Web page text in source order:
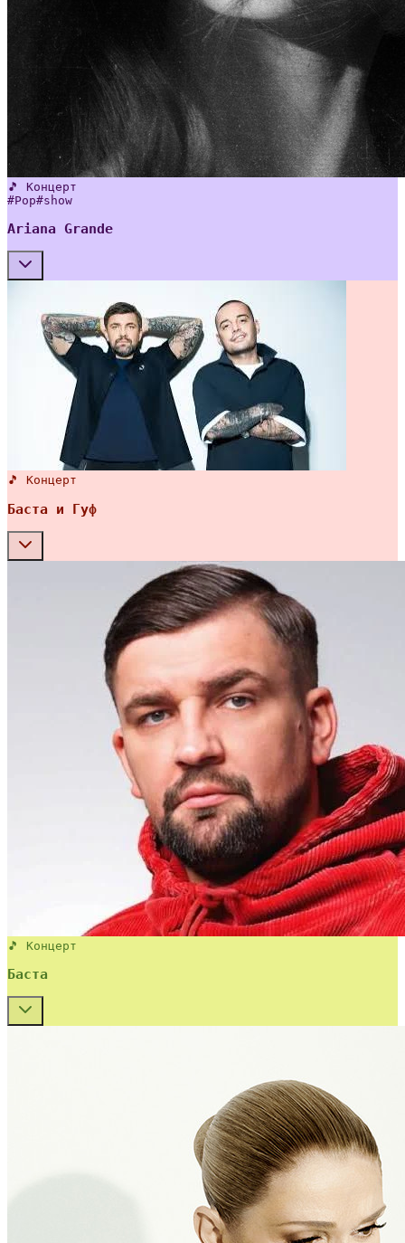
🎵 Концерт
#Pop#show
Ariana Grande
🎵 Концерт
Баста и Гуф
🎵 Концерт
Баста